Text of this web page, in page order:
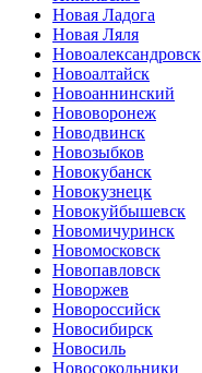
Новая Ладога
Новая Ляля
Новоалександровск
Новоалтайск
Новоаннинский
Нововоронеж
Новодвинск
Новозыбков
Новокубанск
Новокузнецк
Новокуйбышевск
Новомичуринск
Новомосковск
Новопавловск
Новоржев
Новороссийск
Новосибирск
Новосиль
Новосокольники